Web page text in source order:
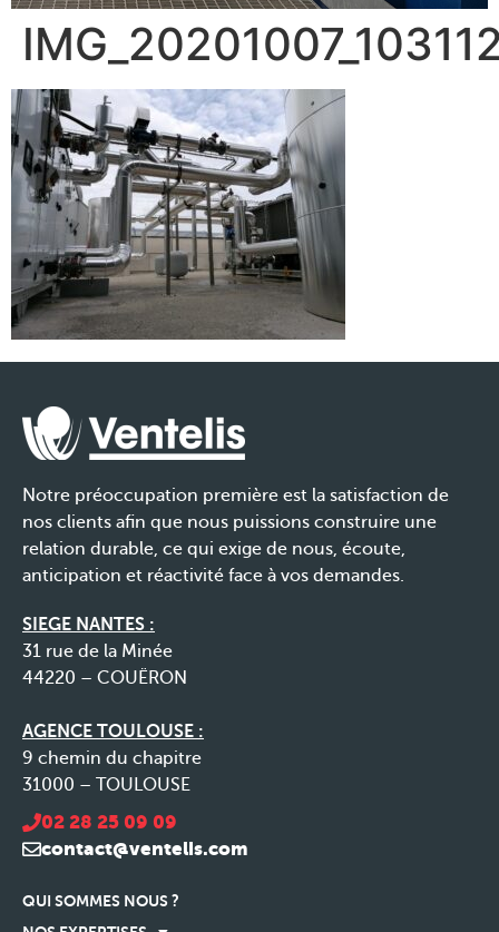
Notre préoccupation première est la satisfaction de
nos clients afin que nous puissions construire une
relation durable, ce qui exige de nous, écoute,
anticipation et réactivité face à vos demandes.
SIEGE NANTES :
31 rue de la Minée
44220 – COUËRON
AGENCE TOULOUSE :
9 chemin du chapitre
31000 – TOULOUSE
02 28 25 09 09
contact@ventelis.com
QUI SOMMES NOUS ?